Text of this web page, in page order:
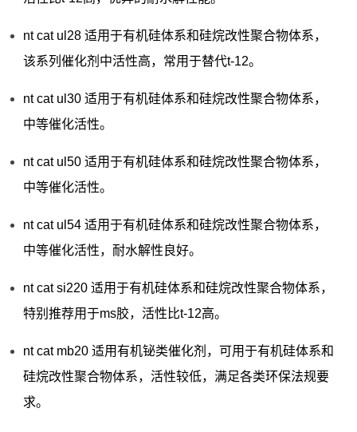
nt cat ul28 适用于有机硅体系和硅烷改性聚合物体系，
该系列催化剂中活性高，常用于替代t-12。
nt cat ul30 适用于有机硅体系和硅烷改性聚合物体系，
中等催化活性。
nt cat ul50 适用于有机硅体系和硅烷改性聚合物体系，
中等催化活性。
nt cat ul54 适用于有机硅体系和硅烷改性聚合物体系，
中等催化活性，耐水解性良好。
nt cat si220 适用于有机硅体系和硅烷改性聚合物体系，
特别推荐用于ms胶，活性比t-12高。
nt cat mb20 适用有机铋类催化剂，可用于有机硅体系和
硅烷改性聚合物体系，活性较低，满足各类环保法规要
求。